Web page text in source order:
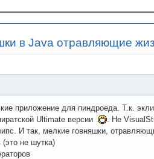
в Java отравляющие
приложение для пиндроеда. Т.к.
Ultimate версии
. Не
И так, мелкие говняшки,
не шутка)